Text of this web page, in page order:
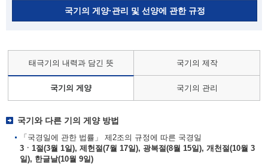
국기의 게양·관리 및 선양에 관한 규정
태극기의 내력과 담긴 뜻 국기의 제작
국기의 게양 국기의 관리
국기와 다른 기의 게양 방법
「국경일에 관한 법률」 제2조의 규정에 따른 국경일
3ㆍ1절(3월 1일), 제헌절(7월 17일), 광복절(8월 15일), 개천절(10월 3
일), 한글날(10월 9일)